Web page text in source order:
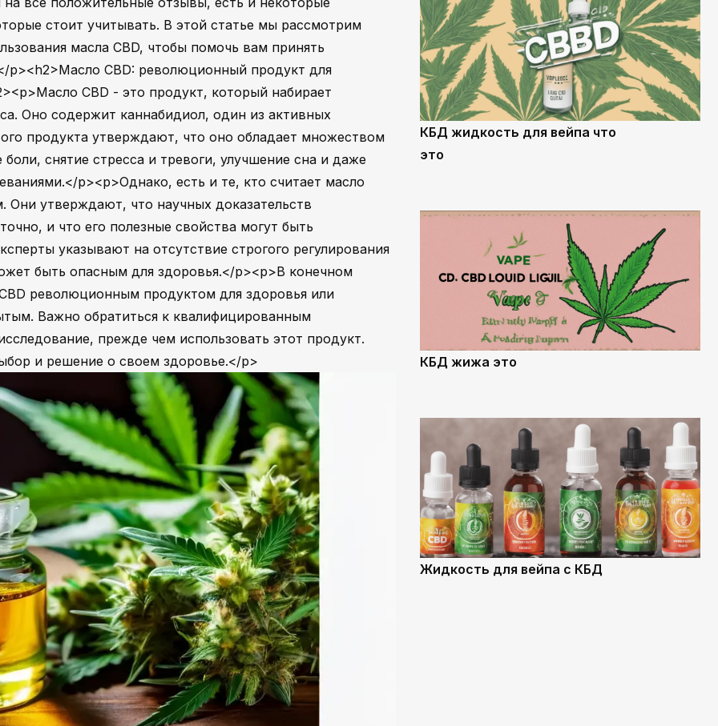
стоит учитывать. В этой статье мы рассмотрим
масла CBD, чтобы помочь вам принять
p><h2>Масло CBD: революционный продукт для
CBD - это продукт, который набирает
Оно содержит каннабидиол, один из активных
продукта утверждают, что оно обладает множеством
снятие стресса и тревоги, улучшение сна и даже
p><p>Однако, есть и те, кто считает масло
утверждают, что научных доказательств
и что его полезные свойства могут быть
указывают на отсутствие строгого регулирования
быть опасным для здоровья.</p><p>В конечном
революционным продуктом для здоровья или
Важно обратиться к квалифицированным
прежде чем использовать этот продукт.
и решение о своем здоровье.</p>
КБД жидкость для вейпа что
это
КБД жижа это
Жидкость для вейпа с КБД